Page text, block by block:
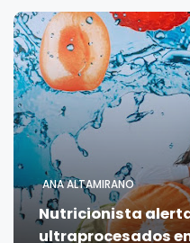
ANA ALTAMIRANO
Nutricionista
ultraprocesados